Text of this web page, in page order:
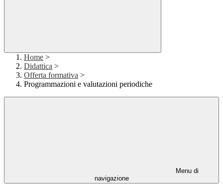
Home >
Didattica >
Offerta formativa >
Programmazioni e valutazioni periodiche
Menu di
navigazione